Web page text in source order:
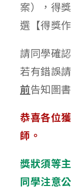
案），得
選【得獎
請同學確
若有錯誤
前告知圖
恭喜各位
師。
獎狀須等
同學注意